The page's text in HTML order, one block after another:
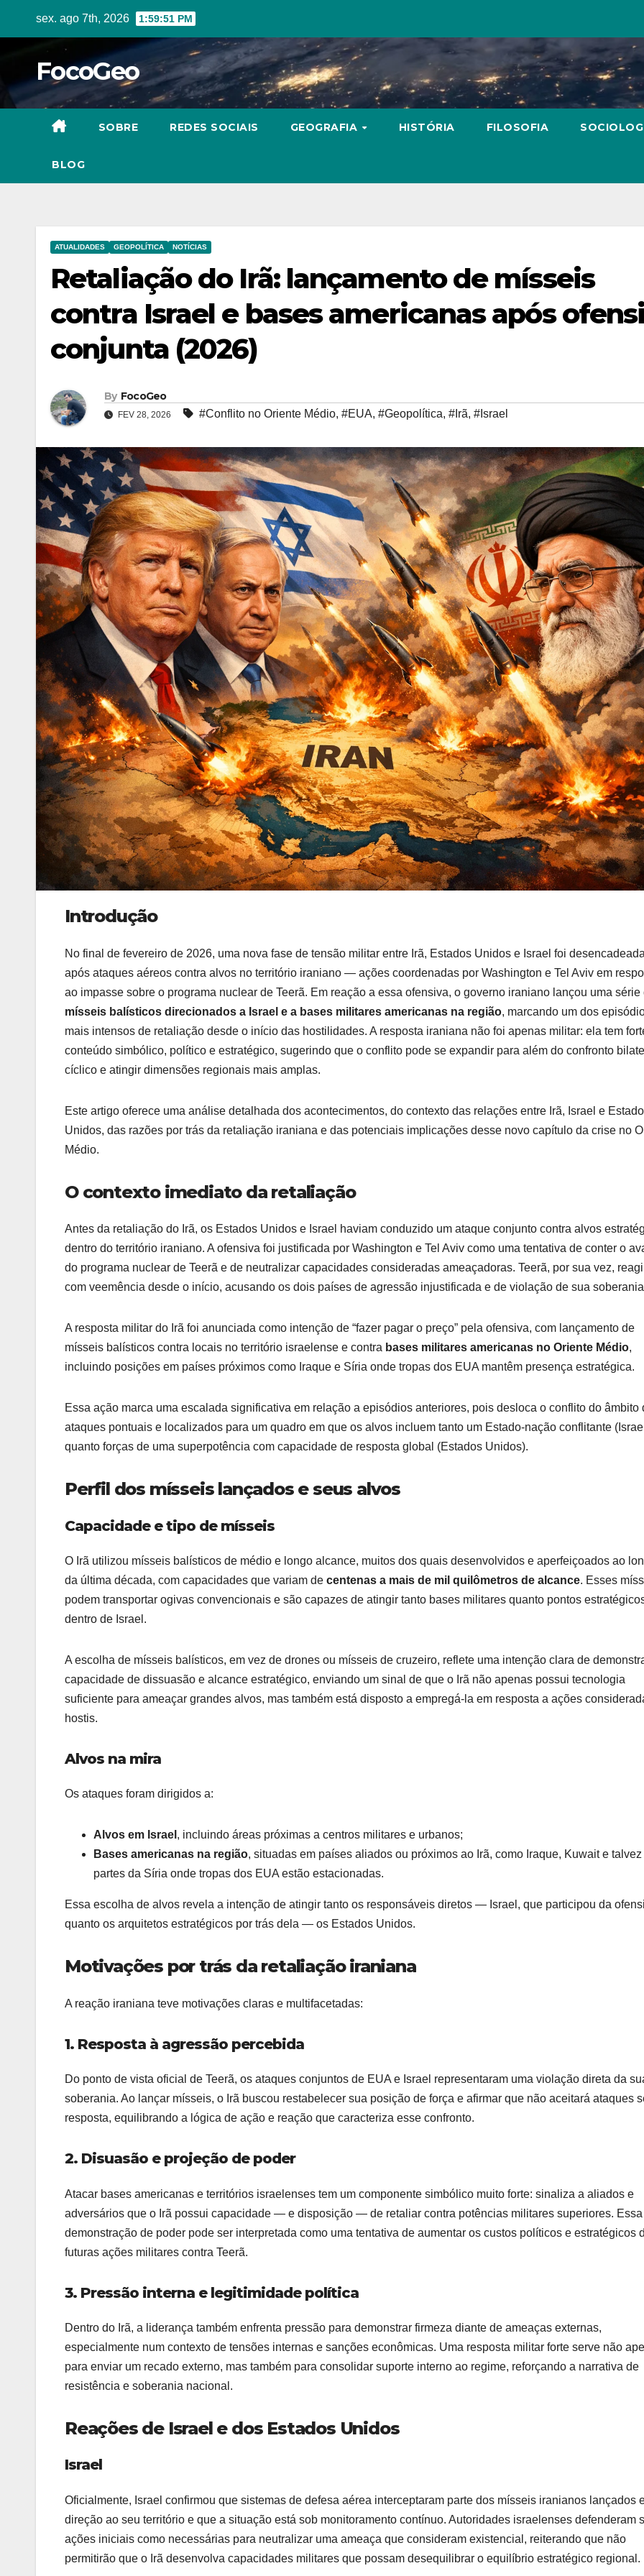
sex. ago 7th, 2026 1:59:52 PM
FocoGeo
SOBRE REDES SOCIAIS GEOGRAFIA HISTÓRIA FILOSOFIA
BLOG
ATUALIDADES GEOPOLÍTICA NOTÍCIAS
Retaliação do Irã: lançamento de mísseis
contra Israel e bases americanas após
conjunta (2026)
By FocoGeo
FEV 28, 2026 #Conflito no Oriente Médio, #EUA, #Geopolítica, #Irã, #Israel
Introdução
No final de fevereiro de 2026, uma nova fase de tensão militar entre Irã, Estados Unidos e Israel foi
após ataques aéreos contra alvos no território iraniano — ações coordenadas por Washington e Tel Aviv em
ao impasse sobre o programa nuclear de Teerã. Em reação a essa ofensiva, o governo iraniano lançou uma série
mísseis balísticos direcionados a Israel e a bases militares americanas na região, marcando um dos
mais intensos de retaliação desde o início das hostilidades. A resposta iraniana não foi apenas militar: ela tem
conteúdo simbólico, político e estratégico, sugerindo que o conflito pode se expandir para além do confronto
cíclico e atingir dimensões regionais mais amplas.
Este artigo oferece uma análise detalhada dos acontecimentos, do contexto das relações entre Irã, Israel e
Unidos, das razões por trás da retaliação iraniana e das potenciais implicações desse novo capítulo da crise no
Médio.
O contexto imediato da retaliação
Antes da retaliação do Irã, os Estados Unidos e Israel haviam conduzido um ataque conjunto contra alvos
dentro do território iraniano. A ofensiva foi justificada por Washington e Tel Aviv como uma tentativa de conter o
do programa nuclear de Teerã e de neutralizar capacidades consideradas ameaçadoras. Teerã, por sua vez,
com veemência desde o início, acusando os dois países de agressão injustificada e de violação de sua
A resposta militar do Irã foi anunciada como intenção de “fazer pagar o preço” pela ofensiva, com lançamento de
mísseis balísticos contra locais no território israelense e contra bases militares americanas no Oriente Médio,
incluindo posições em países próximos como Iraque e Síria onde tropas dos EUA mantêm presença estratégica.
Essa ação marca uma escalada significativa em relação a episódios anteriores, pois desloca o conflito do âmbito
ataques pontuais e localizados para um quadro em que os alvos incluem tanto um Estado-nação conflitante
quanto forças de uma superpotência com capacidade de resposta global (Estados Unidos).
Perfil dos mísseis lançados e seus alvos
Capacidade e tipo de mísseis
O Irã utilizou mísseis balísticos de médio e longo alcance, muitos dos quais desenvolvidos e aperfeiçoados ao
da última década, com capacidades que variam de centenas a mais de mil quilômetros de alcance. Esses
podem transportar ogivas convencionais e são capazes de atingir tanto bases militares quanto pontos
dentro de Israel.
A escolha de mísseis balísticos, em vez de drones ou mísseis de cruzeiro, reflete uma intenção clara de
capacidade de dissuasão e alcance estratégico, enviando um sinal de que o Irã não apenas possui tecnologia
suficiente para ameaçar grandes alvos, mas também está disposto a empregá-la em resposta a ações
hostis.
Alvos na mira
Os ataques foram dirigidos a:
Alvos em Israel , incluindo áreas próximas a centros militares e urbanos;
Bases americanas na região, situadas em países aliados ou próximos ao Irã, como Iraque, Kuwait e talvez
partes da Síria onde tropas dos EUA estão estacionadas.
Essa escolha de alvos revela a intenção de atingir tanto os responsáveis diretos — Israel, que participou da
quanto os arquitetos estratégicos por trás dela — os Estados Unidos.
Motivações por trás da retaliação iraniana
A reação iraniana teve motivações claras e multifacetadas:
1. Resposta à agressão percebida
Do ponto de vista oficial de Teerã, os ataques conjuntos de EUA e Israel representaram uma violação direta da
soberania. Ao lançar mísseis, o Irã buscou restabelecer sua posição de força e afirmar que não aceitará ataques
resposta, equilibrando a lógica de ação e reação que caracteriza esse confronto.
2. Disuasão e projeção de poder
Atacar bases americanas e territórios israelenses tem um componente simbólico muito forte: sinaliza a aliados e
adversários que o Irã possui capacidade — e disposição — de retaliar contra potências militares superiores. Essa
demonstração de poder pode ser interpretada como uma tentativa de aumentar os custos políticos e estratégicos
futuras ações militares contra Teerã.
3. Pressão interna e legitimidade política
Dentro do Irã, a liderança também enfrenta pressão para demonstrar firmeza diante de ameaças externas,
especialmente num contexto de tensões internas e sanções econômicas. Uma resposta militar forte serve não
para enviar um recado externo, mas também para consolidar suporte interno ao regime, reforçando a narrativa de
resistência e soberania nacional.
Reações de Israel e dos Estados Unidos
Israel
Oficialmente, Israel confirmou que sistemas de defesa aérea interceptaram parte dos mísseis iranianos lançados
direção ao seu território e que a situação está sob monitoramento contínuo. Autoridades israelenses defenderam
ações iniciais como necessárias para neutralizar uma ameaça que consideram existencial, reiterando que não
permitirão que o Irã desenvolva capacidades militares que possam desequilibrar o equilíbrio estratégico regional.